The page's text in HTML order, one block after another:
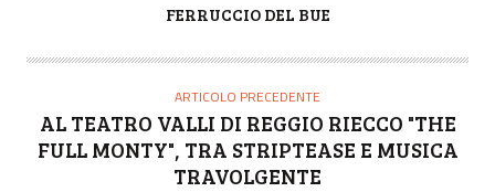
T
FERRUCCIO DEL BUE
ARTICOLO PRECEDENTE
AL TEATRO VALLI DI REGGIO RIECCO "THE
FULL MONTY", TRA STRIPTEASE E MUSICA
TRAVOLGENTE